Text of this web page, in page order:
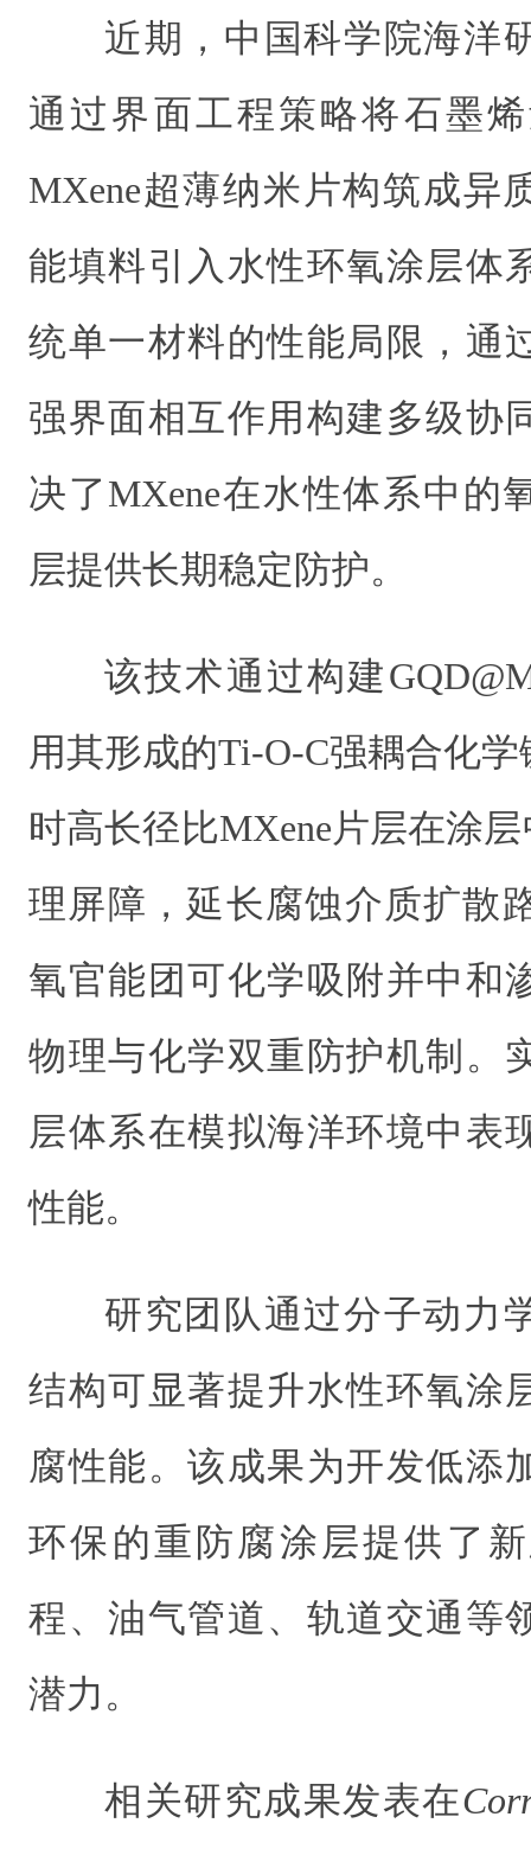
近期，中国科学院海洋
通过界面工程策略将石墨
MXene超薄纳米片构筑成异
能填料引入水性环氧涂层体
统单一材料的性能局限，通
强界面相互作用构建多级协
决了MXene在水性体系中的
层提供长期稳定防护。
该技术通过构建
用其形成的Ti-O-C强耦合化
时高长径比MXene片层在涂
理屏障，延长腐蚀介质扩散
氧官能团可化学吸附并中和
物理与化学双重防护机制。
层体系在模拟海洋环境中表
性能。
研究团队通过分子动力
结构可显著提升水性环氧涂
腐性能。该成果为开发低添
环保的重防腐涂层提供了
程、油气管道、轨道交通等
潜力。
相关研究成果发表在